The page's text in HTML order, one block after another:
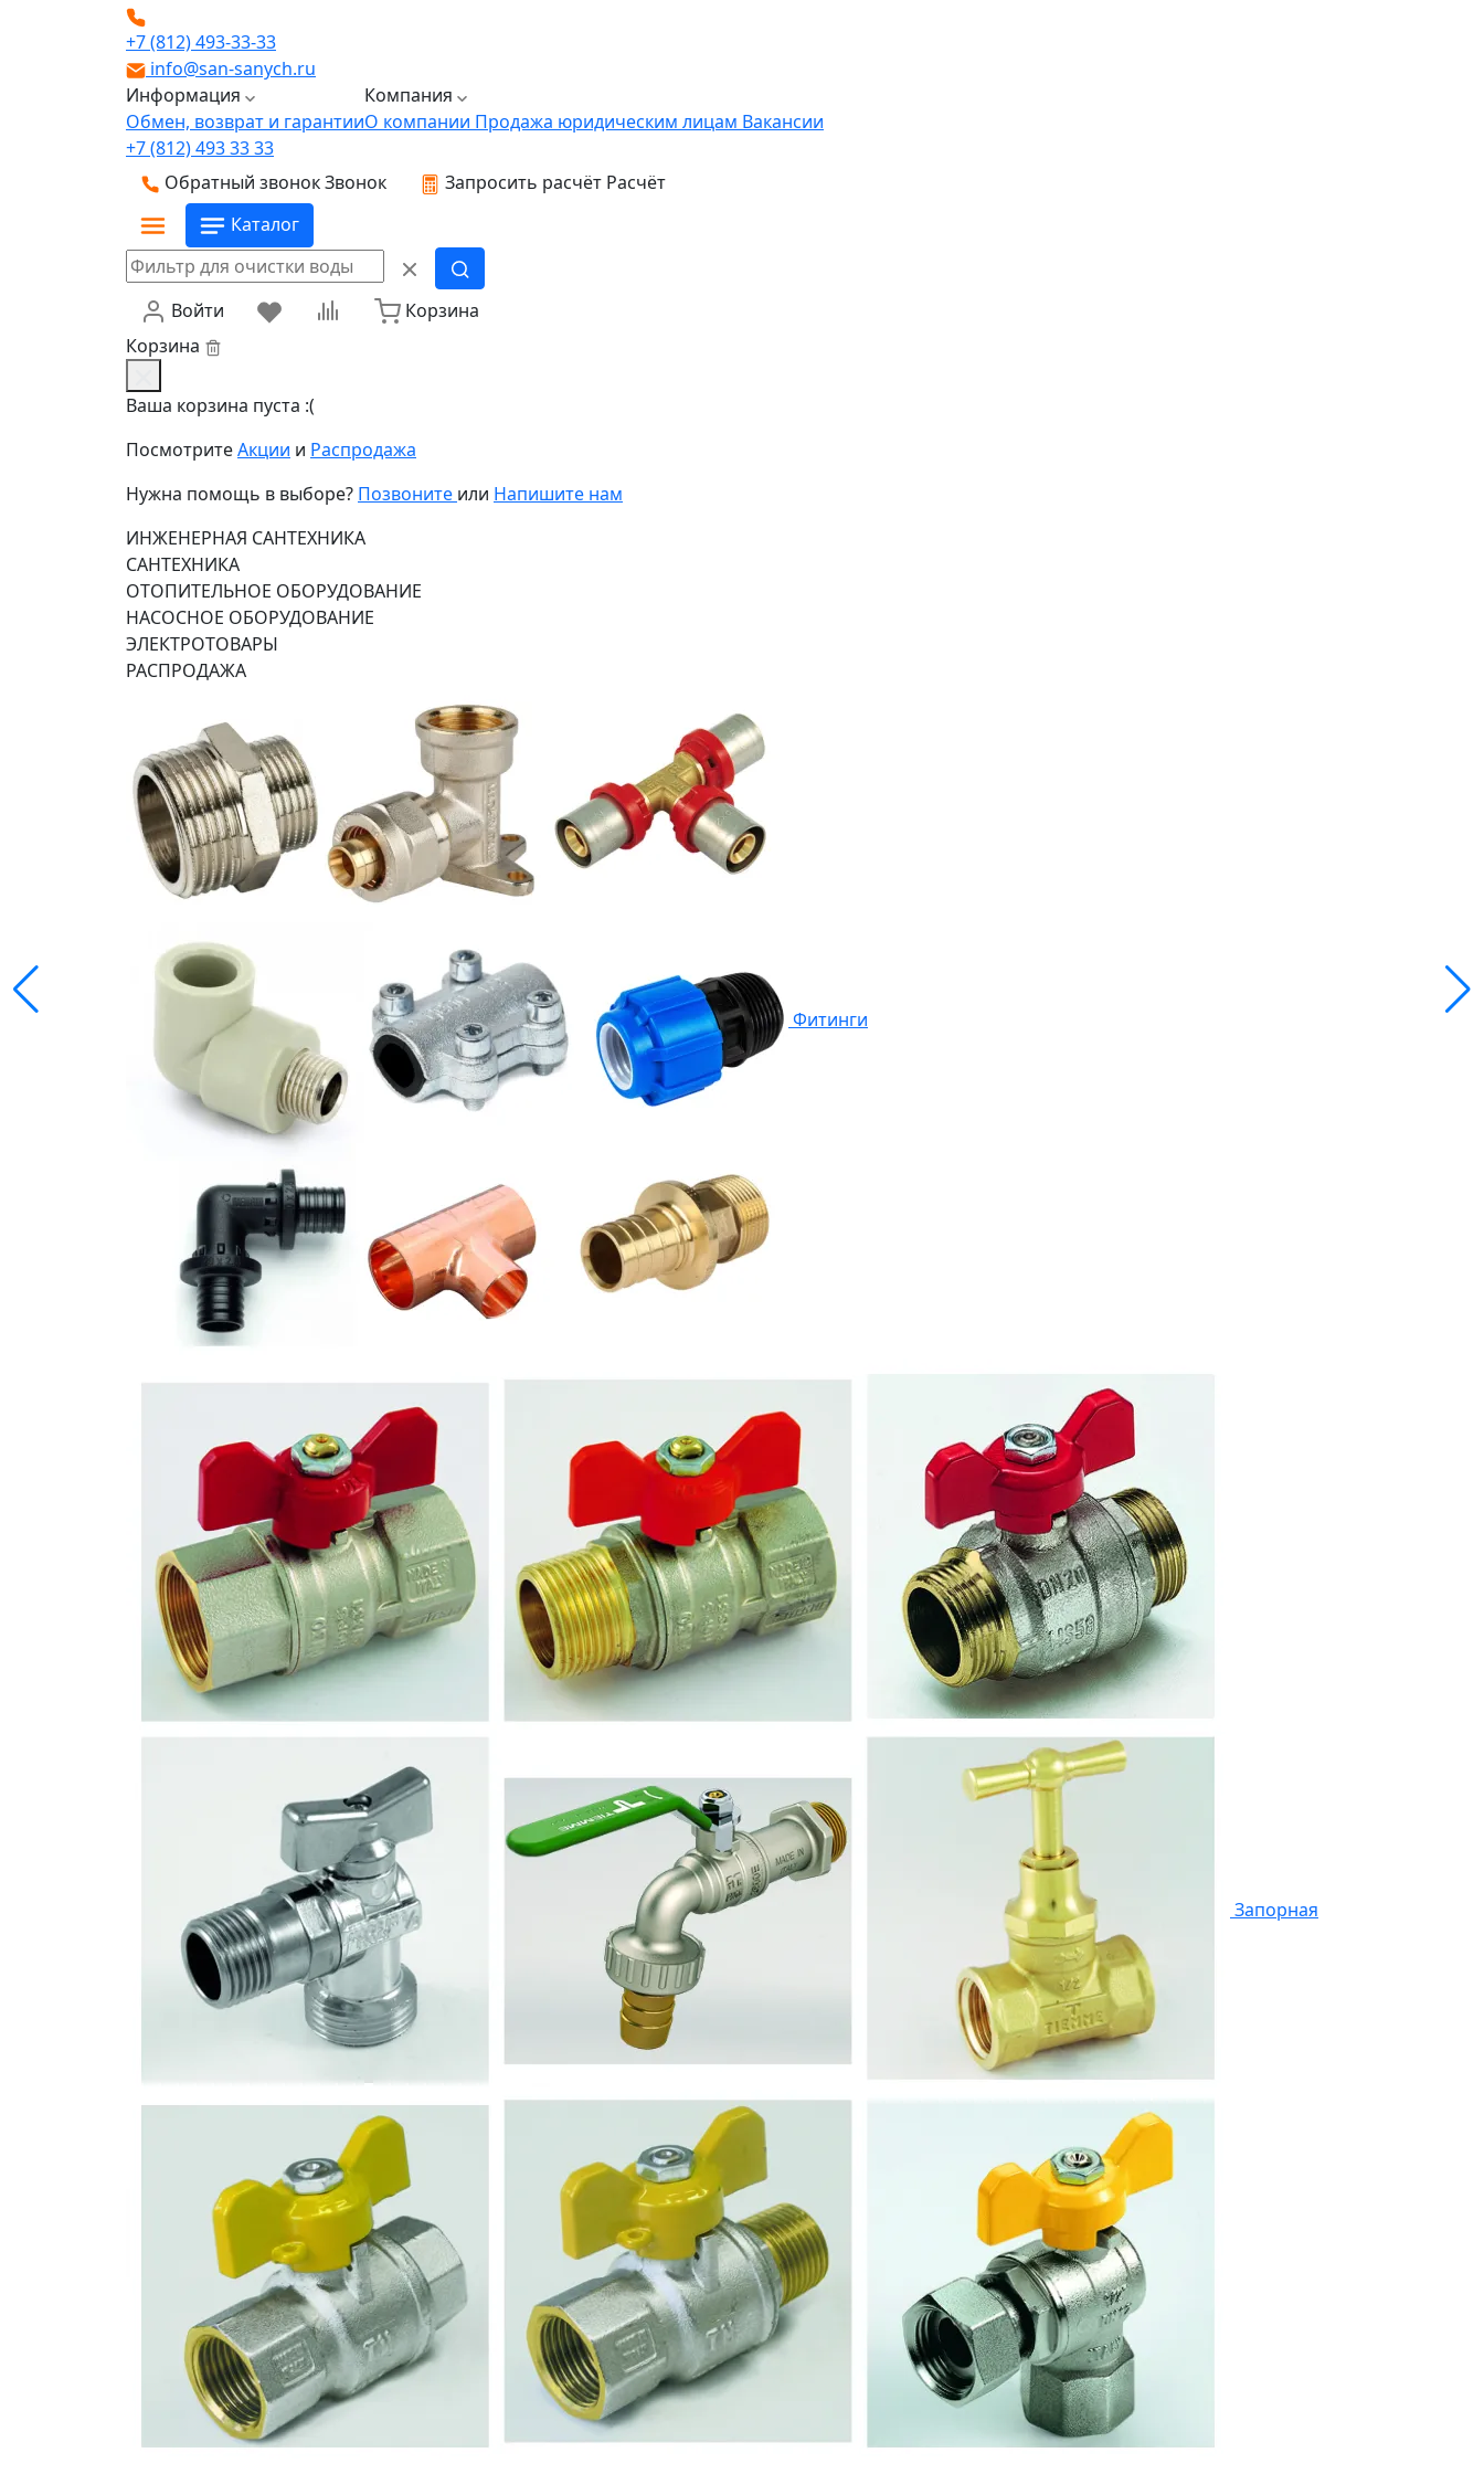
+7 (812) 493-33-33
info@san-sanych.ru
Информация
Обмен, возврат и гарантии
Компания
О компании Продажа юридическим лицам Вакансии
+7 (812) 493 33 33
Обратный звонокЗвонок Запросить расчёт Расчёт
Каталог
Войти
Корзина
Корзина
Ваша корзина пуста :(
ПосмотритеАкции и Распродажа
Нужна помощь в выборе? Позвоните или Напишите нам
ИНЖЕНЕРНАЯ САНТЕХНИКА
САНТЕХНИКА
ОТОПИТЕЛЬНОЕ ОБОРУДОВАНИЕ
НАСОСНОЕ ОБОРУДОВАНИЕ
ЭЛЕКТРОТОВАРЫ
РАСПРОДАЖА
Фитинги
Запорная